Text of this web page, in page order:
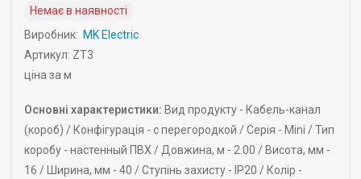
Немає в наявності
Виробник: MK Electric
Артикул: ZT3
ціна за м
Основні характеристики: Вид продукту - Кабель-канал
(короб) / Конфігурація - с перегородкой /Серія - Mini /Тип
коробу - настенный ПВХ / Довжина, м - 2.00 / Висота, мм -
16 /
Ширина, мм - 40 /Ступінь захисту - IP20 / Колір -